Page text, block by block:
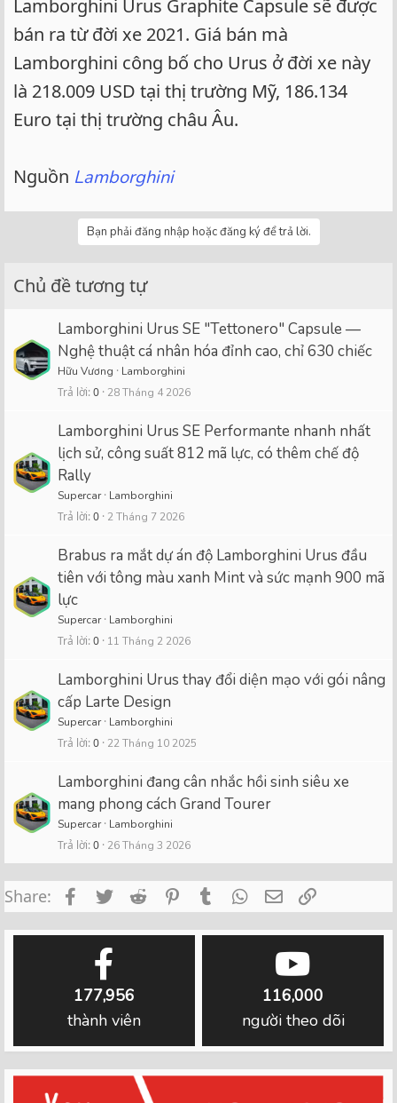
Lamborghini Urus Graphite Capsule sẽ được
bán ra từ đời xe 2021. Giá bán mà
Lamborghini công bố cho Urus ở đời xe này
là 218.009 USD tại thị trường Mỹ, 186.134
Euro tại thị trường châu Âu.
Nguồn Lamborghini
Bạn phải đăng nhập hoặc đăng ký để trả lời.
Chủ đề tương tự
Lamborghini Urus SE "Tettonero" Capsule —
Nghệ thuật cá nhân hóa đỉnh cao, chỉ 630 chiếc
Hữu Vương Lamborghini
Trả lời 0 28 Tháng 4 2026
Lamborghini Urus SE Performante nhanh nhất
lịch sử, công suất 812 mã lực, có thêm chế độ
Rally
Supercar Lamborghini
Trả lời 0 2 Tháng 7 2026
Brabus ra mắt dự án độ Lamborghini Urus đầu
tiên với tông màu xanh Mint và sức mạnh 900 mã
lực
Supercar Lamborghini
Trả lời 0 11 Tháng 2 2026
Lamborghini Urus thay đổi diện mạo với gói nâng
cấp Larte Design
Supercar Lamborghini
Trả lời 0 22 Tháng 10 2025
Lamborghini đang cân nhắc hồi sinh siêu xe
mang phong cách Grand Tourer
Supercar Lamborghini
Trả lời 0 26 Tháng 3 2026
Share: FacebookTwitterReddit PinterestTumblrWhatsApp
Email
177,956
thành viên
116,000
người theo dõi